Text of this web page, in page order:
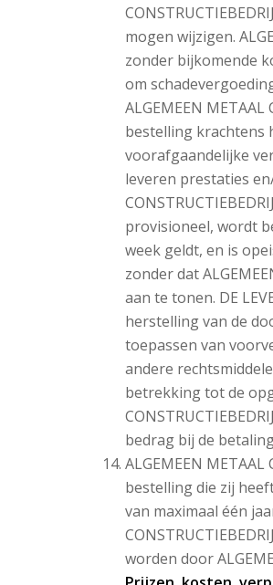
mogen wijzigen.
zonder bijkomende
om
ALGEMEEN
bestelling krachtens
voorafgaandelijke
leveren prestaties
provisioneel, wordt
week geldt, en is
zonder dat
aan te tonen. DE
herstelling van de
toepassen van
andere
betrekking tot de
bedrag bij de
ALGEMEEN
bestelling die zij
van maximaal één
worden door